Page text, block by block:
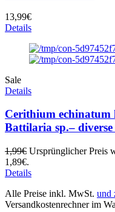
13,99€
Details
Sale
Details
Cerithium echinatum
Battilaria sp.– diverse
1,99€ Ursprünglicher Preis
1,89€.
Details
Alle Preise inkl. MwSt. und
Versandkostenrechner im